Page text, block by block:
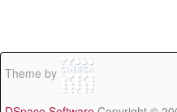
Theme by